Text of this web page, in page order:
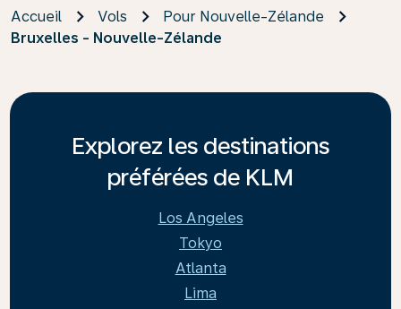
Accueil Vols
Pour Nouvelle-Zélande
Bruxelles - Nouvelle-Zélande
Explorez les destinations
préférées de KLM
Los Angeles
Tokyo
Atlanta
Lima